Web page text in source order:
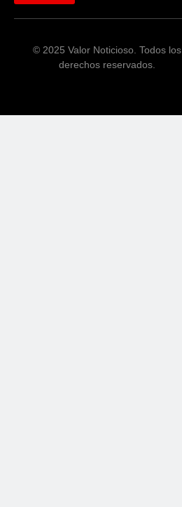
© 2025 Valor Noticioso. Todos los
derechos reservados.